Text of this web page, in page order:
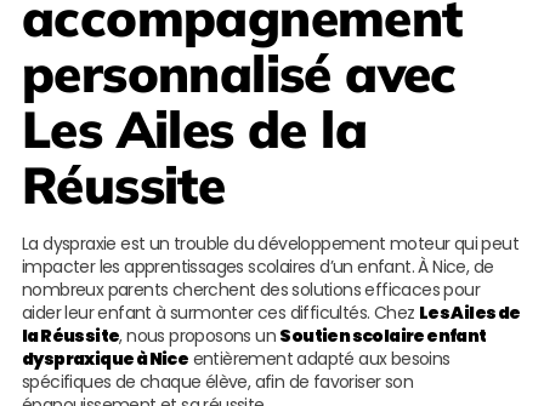
accompagnement
personnalisé avec
Les Ailes de la
Réussite
La dyspraxie est un trouble du développement moteur qui peut
impacter les apprentissages scolaires d’un enfant. À Nice, de
nombreux parents cherchent des solutions efficaces pour
aider leur enfant à surmonter ces difficultés. Chez Les Ailes de
la Réussite, nous proposons un Soutien scolaire enfant
dyspraxique à Nice entièrement adapté aux besoins
spécifiques de chaque élève, afin de favoriser son